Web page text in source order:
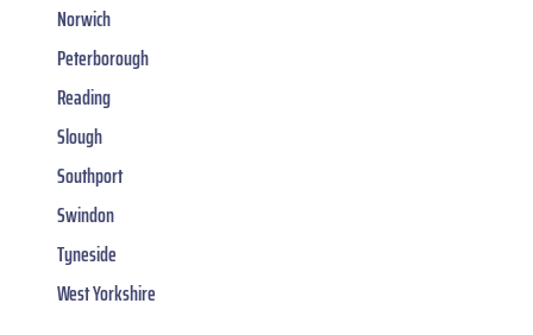
Norwich
Peterborough
Reading
Slough
Southport
Swindon
Tyneside
West Yorkshire